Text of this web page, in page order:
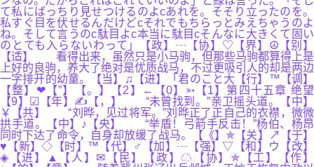
て私にばっちり見せつけるのよcあれを。そそり立ったのを。
私すぐ目を伏せるんだけどcそれでもちらっとみえちゃうのよ
ね。そして言うのc駄目よc本当に駄目cそんなに大きくて固い
のとても入らないわって」【政】┄【协】♡【界】☮【别】
【适】 看得出来，虽然只是小马驹，但那些马驹都算得上是
上好的良驹，养大了绝对是优质战马，不过更吸引人的却是两边
一字排开的幼童。【当】♫【进】「君のこと大【行】™【调】
【整】❤【”】【。】【2】←【0】➳【1】第四十五章 绝望
【9】☑【年】✍【，】 “未曾找到。”亲卫摇头道。【中】
￥【共】 “刘晔，见过将军。”刘晔正了正自己的衣襟，微微
拱手道。【中】♪【央】 “举盾！弓箭手反击！”杨伯、杨昂
同时下达了命令，自身却放缓了战马。【《】✯【关】↗【于】
♥【新】◇【时】™【代】♂【加】┄【强】▽【和】ウ【改】
◈【进】▲【人】✉【民】【政】☁【协】✯【工】【作】